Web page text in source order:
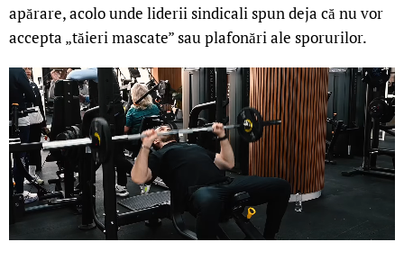
apărare, acolo unde liderii sindicali spun deja că nu vor
accepta „tăieri mascate” sau plafonări ale sporurilor.